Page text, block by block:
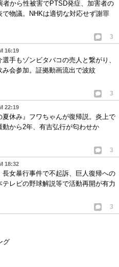
者から性被害でPTSD発症、加害者の
物議。NHKは適切な対応せず謝罪
3
16:19
手もゾンビタバコの売人と繋がり、
み会参加。証拠動画流出で波紋
3
22:19
夏休み』フワちゃんが復帰説。炎上で
から2年、有吉弘行が匂わせか
3
18:32
長女暴行事件で不起訴、巨人復帰への
テレビの野球解説等で活動再開が有力
3
グ